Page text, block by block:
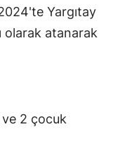
Yargıtay
olarak atanarak
ve 2 çocuk